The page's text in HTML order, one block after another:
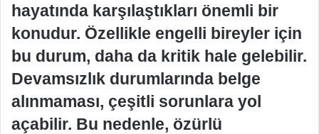
hayatında karşılaştıkları önemli bir
konudur. Özellikle engelli bireyler için
bu durum, daha da kritik hale gelebilir.
Devamsızlık durumlarında belge
alınmaması, çeşitli sorunlara yol
açabilir. Bu nedenle, özürlü